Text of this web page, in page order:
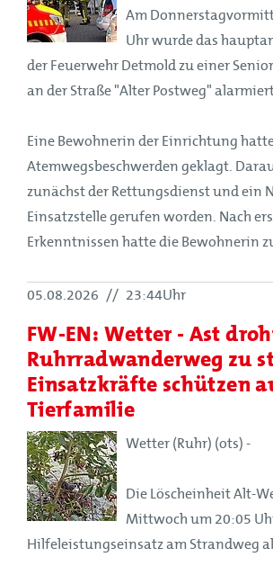
Am
Uhr wurde das
der Feuerwehr Detmold zu einer
an der Straße "Alter Postweg"
Eine Bewohnerin der Einrichtung
Atemwegsbeschwerden geklagt.
zunächst der Rettungsdienst und ein
Einsatzstelle gerufen worden. Nach
Erkenntnissen hatte die Bewohnerin
05.08.2026 // 23:44Uhr
FW-EN: Wetter - Ast
Ruhrradwanderweg zu
Einsatzkräfte schützen
Tierfamilie
Wetter (Ruhr) (ots) -
Die Löscheinheit Alt-
Mittwoch um 20:05
Hilfeleistungseinsatz am Strandweg